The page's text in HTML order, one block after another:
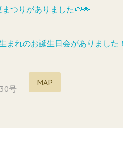
つりがありました🍉🌟
まれのお誕生日会がありました
号
MAP